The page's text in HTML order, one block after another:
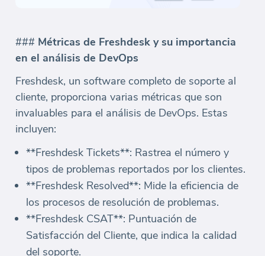
### Métricas de Freshdesk y su importancia
en el análisis de DevOps
Freshdesk, un software completo de soporte al
cliente, proporciona varias métricas que son
invaluables para el análisis de DevOps. Estas
incluyen:
**Freshdesk Tickets**: Rastrea el número y
tipos de problemas reportados por los clientes.
**Freshdesk Resolved**: Mide la eficiencia de
los procesos de resolución de problemas.
**Freshdesk CSAT**: Puntuación de
Satisfacción del Cliente, que indica la calidad
del soporte.